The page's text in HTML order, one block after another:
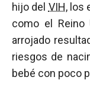
hijo del VIH, los
como el Reino
arrojado
riesgos de
bebé con poco